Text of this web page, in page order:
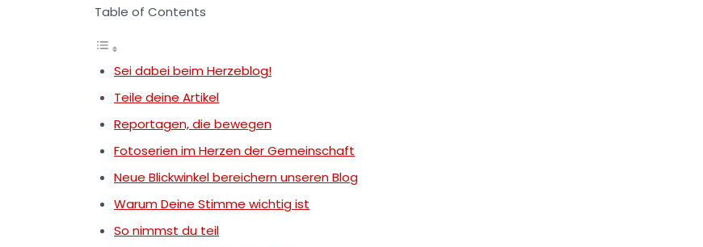
Table of Contents
Sei dabei beim Herzeblog!
Teile deine Artikel
Reportagen, die bewegen
Fotoserien im Herzen der Gemeinschaft
Neue Blickwinkel bereichern unseren Blog
Warum Deine Stimme wichtig ist
So nimmst du teil